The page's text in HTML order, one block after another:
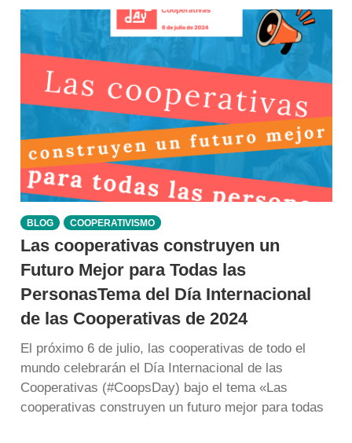
BLOG COOPERATIVISMO
Las cooperativas construyen un
Futuro Mejor para Todas las
PersonasTema del Día Internacional
de las Cooperativas de 2024
El próximo 6 de julio, las cooperativas de todo el
mundo celebrarán el Día Internacional de las
Cooperativas (#CoopsDay) bajo el tema «Las
cooperativas construyen un futuro mejor para todas